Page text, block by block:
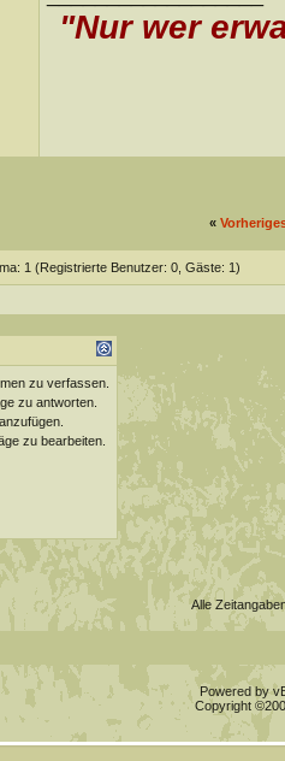
"Nur wer
«
1 (Registrierte Benutzer: 0, Gäste: 1)
zu verfassen.
zu antworten.
zu bearbeiten.
Alle
Powered by
Copyright